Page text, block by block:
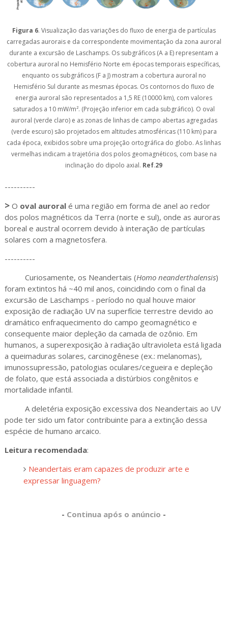
Figura 6. Visualização das variações do fluxo de energia de partículas
carregadas aurorais e da correspondente movimentação da zona auroral
durante a excursão de Laschamps. Os subgráficos (A a E) representam a
cobertura auroral no Hemisfério Norte em épocas temporais específicas,
enquanto os subgráficos (F a J) mostram a cobertura auroral no
Hemisfério Sul durante as mesmas épocas. Os contornos do fluxo de
energia auroral são representados a 1,5 RE (10000 km), com valores
saturados a 10 mW/m². (Projeção inferior em cada subgráfico). O oval
auroral (verde claro) e as zonas de linhas de campo abertas agregadas
(verde escuro) são projetados em altitudes atmosféricas (110 km) para
cada época, exibidos sobre uma projeção ortográfica do globo. As linhas
vermelhas indicam a trajetória dos polos geomagnéticos, com base na
inclinação do dipolo axial. Ref.29
----------
>O oval auroralé uma região em forma de anel ao redor
dos polos magnéticos da Terra (norte e sul), onde as auroras
boreal e austral ocorrem devido à interação de partículas
solares com a magnetosfera.
----------
Curiosamente, os Neandertais (Homo neanderthalensis)
foram extintos há ~40 mil anos, coincidindo com o final da
excursão de Laschamps - período no qual houve maior
exposição de radiação UV na superfície terrestre devido ao
dramático enfraquecimento do campo geomagnético e
consequente maior depleção da camada de ozônio. Em
humanos, a superexposição à radiação ultravioleta está ligada
a queimaduras solares, carcinogênese (ex.: melanomas),
imunossupressão, patologias oculares/cegueira e depleção
de folato, que está associada a distúrbios congênitos e
mortalidade infantil.
A deletéria exposição excessiva dos Neandertais ao UV
pode ter sido um fator contribuinte para a extinção dessa
espécie de humano arcaico.
Leitura recomendada:
Neandertais eram capazes de produzir arte e
expressar linguagem?
- Continua após o anúncio -